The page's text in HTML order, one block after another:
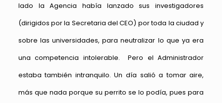
lado la Agencia había lanzado sus investigadores
(dirigidos por la Secretaria del CEO) por toda la ciudad y
sobre las universidades, para neutralizar lo que ya era
una competencia intolerable. Pero el Administrador
estaba también intranquilo. Un día salió a tomar aire,
más que nada porque su perrito se lo podía, pues para